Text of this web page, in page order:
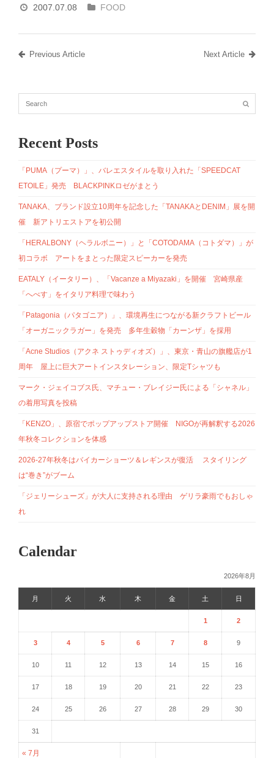
2007.07.08 FOOD
Previous Article Next Article
Recent Posts
「PUMA（プーマ）」、バレエスタイルを取り入れた「SPEEDCAT
ETOILE」発売 BLACKPINKロゼがまとう
TANAKA、ブランド設立10周年を記念した「TANAKAとDENIM」展を開
催 新アトリエストアを初公開
「HERALBONY（ヘラルボニー）」と「COTODAMA（コトダマ）」が
初コラボ アートをまとった限定スピーカーを発売
EATALY（イータリー）、「Vacanze a Miyazaki」を開催 宮崎県産
「へべす」をイタリア料理で味わう
「Patagonia（パタゴニア）」、環境再生につながる新クラフトビール
「オーガニックラガー」を発売 多年生穀物「カーンザ」を採用
「Acne Studios（アクネ ストゥディオズ）」、東京・青山の旗艦店が1
周年 屋上に巨大アートインスタレーション、限定Tシャツも
マーク・ジェイコブス氏、マチュー・ブレイジー氏による「シャネル」
の着用写真を投稿
「KENZO」、原宿でポップアップストア開催 NIGOが再解釈する2026
年秋冬コレクションを体感
2026-27年秋冬はバイカーショーツ＆レギンスが復活 スタイリング
は“巻き”がブーム
「ジェリーシューズ」が大人に支持される理由 ゲリラ豪雨でもおしゃ
れ
Calendar
2026年8月
月 火 水 木 金 土 日
« 7月
1 2
3 4 5 6 7 8 9
10 11 12 13 14 15 16
17 18 19 20 21 22 23
24 25 26 27 28 29 30
31